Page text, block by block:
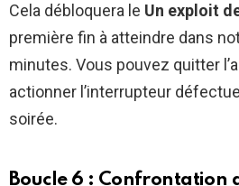
Cela débloquera le Un exploit
première fin à atteindre dans
minutes. Vous pouvez quitter
actionner l’interrupteur
soirée.
Boucle 6 : Confrontation